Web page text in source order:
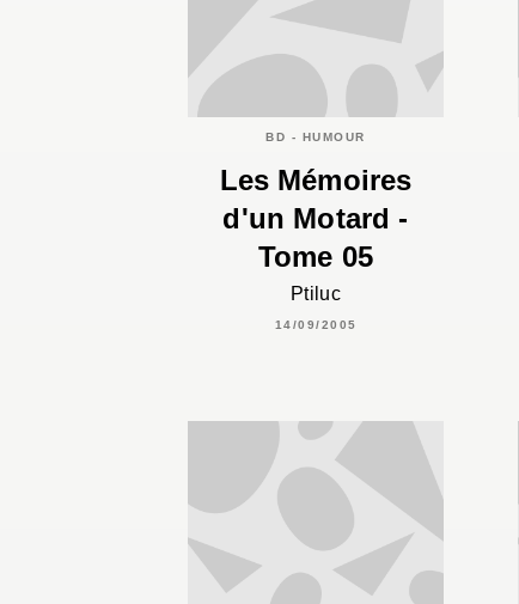
BD - HUMOUR
Les Mémoires
d'un Motard -
Tome 05
Ptiluc
14/09/2005